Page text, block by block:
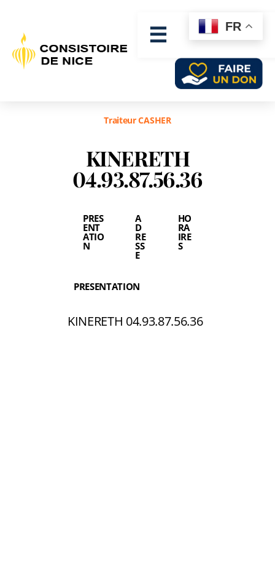
☰
Traiteur CASHER
KINERETH
04.93.87.56.36
PRES
ENT
ATIO
N
A
D
RE
SS
E
HO
RA
IRE
S
PRESENTATION
KINERETH 04.93.87.56.36
FR